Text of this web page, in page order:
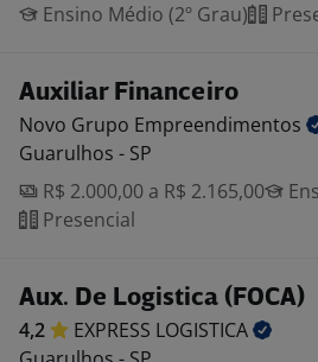
Ensino Médio (2º Grau)
Auxiliar Financeiro
Novo Grupo Empreendimentos
Guarulhos - SP
R$ 2.000,00 a R$ 2.165,00
Presencial
Aux. De Logistica (FOCA)
4,2 EXPRESS LOGISTICA